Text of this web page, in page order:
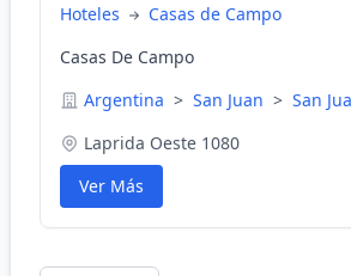
Hoteles
Casas de Campo
Casas De Campo
Argentina > San Juan > San
Laprida Oeste 1080
Ver Más